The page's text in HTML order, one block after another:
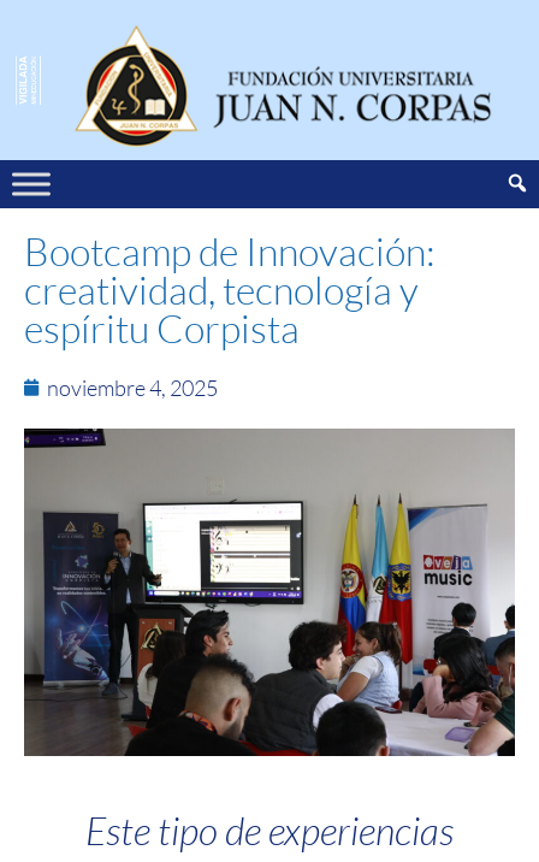
Bootcamp de Innovación:
creatividad, tecnología y
espíritu Corpista
noviembre 4, 2025
Este tipo de experiencias